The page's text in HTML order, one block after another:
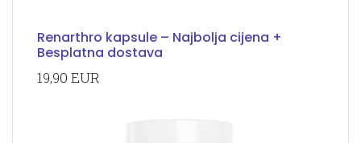
Renarthro kapsule – Najbolja cijena +
Besplatna dostava
19,90 EUR